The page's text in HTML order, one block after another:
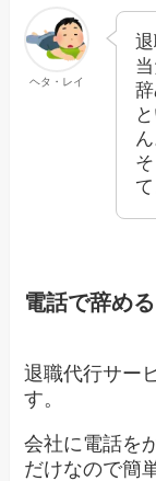
ヘタ・レイ
ん
電話で辞める
退職代行サー
す。
会社に電話を
だけなので簡